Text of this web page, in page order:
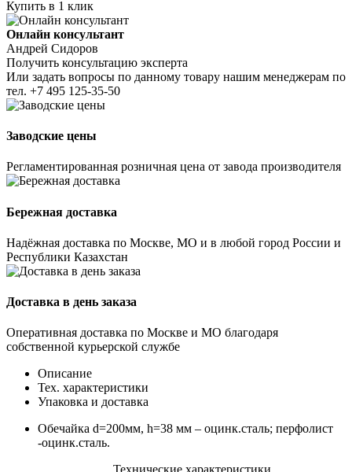
Купить в 1 клик
Онлайн консультант
Андрей Сидоров
Получить консультацию эксперта
Или задать вопросы по данному товару нашим менеджерам по
тел. +7 495 125-35-50
Заводские цены
Регламентированная розничная цена от завода производителя
Бережная доставка
Надёжная доставка по Москве, МО и в любой город России и
Республики Казахстан
Доставка в день заказа
Оперативная доставка по Москве и МО благодаря
собственной курьерской службе
Описание
Тех. характеристики
Упаковка и доставка
Обечайка d=200мм, h=38 мм – оцинк.сталь; перфолист
-оцинк.сталь.